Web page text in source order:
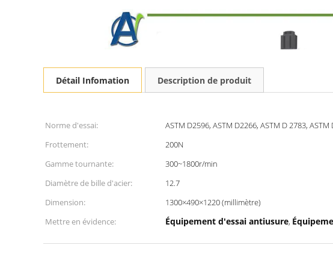
Détail Infomation Description de produit
Norme d'essai: ASTM D2596, ASTM D2266, ASTM D 2783, ASTM
Frottement:
200N
Gamme tournante:
300~1800r/min
Diamètre de bille d'acier:
12.7
Dimension:
1300×490×1220 (millimètre)
Mettre en évidence:
Équipement d'essai antiusure,